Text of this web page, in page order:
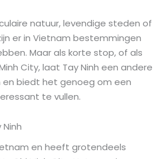
natuur, levendige steden of
er in Vietnam bestemmingen
Maar als korte stop, of als
City, laat Tay Ninh een andere
en biedt het genoeg om een
te vullen.
en heeft grotendeels